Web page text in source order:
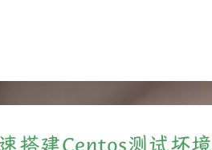
搭建Centos测试坏境